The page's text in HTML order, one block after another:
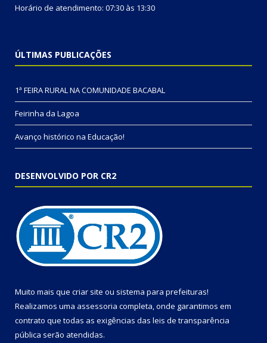
Horário de atendimento: 07:30 às 13:30
ÚLTIMAS PUBLICAÇÕES
1ª FEIRA RURAL NA COMUNIDADE BACABAL
Feirinha da Lagoa
Avanço histórico na Educação!
DESENVOLVIDO POR CR2
Muito mais que criar site ou sistema para prefeituras!
Realizamos uma assessoria completa, onde garantimos em
contrato que todas as exigências das leis de transparência
pública serão atendidas.